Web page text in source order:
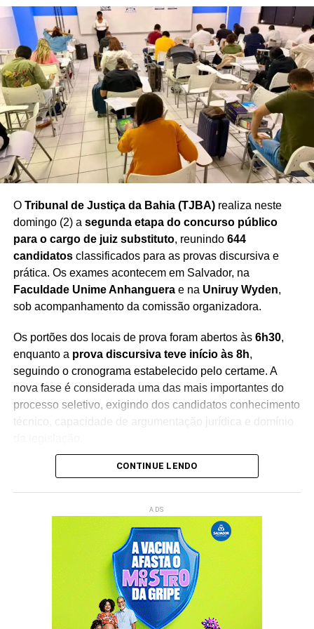
grande volume e também para o abastecimento diário
das famílias.
A inauguração reforça o avanço da rede no Nordeste
e demonstra a aposta da empresa no potencial
econômico da Bahia, estado que vem recebendo novos
investimentos do setor supermercadista nos últimos anos.
Redação Saiba+
O Tribunal de Justiça da Bahia (TJBA)realiza neste
domingo (2) a segunda etapa do concurso público
para o cargo de juiz substituto, reunindo 644
candidatosclassificados para as provas discursiva e
prática. Os exames acontecem em Salvador, na
Faculdade Unime Anhanguerae na Uniruy Wyden,
sob acompanhamento da comissão organizadora.
Os portões dos locais de prova foram abertos às 6h30,
enquanto a prova discursiva teve início às 8h,
seguindo o cronograma estabelecido pelo certame. A
nova fase é considerada uma das mais importantes do
processo seletivo, exigindo dos candidatos conhecimento
técnico, capacidade de argumentação jurídica e domínio
Juíza Assessora Especial da Presidência I –
acompanha presencialmente a aplicação das provas.
Segundo a magistrada, o andamento do exame ocorre
dentro da normalidade e reflete o compromisso
institucional com o fortalecimento do Poder Judiciário
“É um compromisso institucional com a melhoria da
CONTINUE LENDO
ADS